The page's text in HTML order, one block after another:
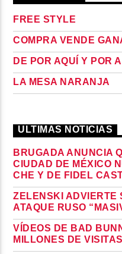
FREE STYLE
COMPRA VENDE
DE POR AQUÍ Y POR
LA MESA NARANJA
ULTIMAS NOTICIAS
BRUGADA ANUNCIA
CIUDAD DE MÉXICO
CHE Y DE FIDEL
ZELENSKI ADVIERTE
ATAQUE RUSO
VÍDEOS DE BAD
MILLONES DE